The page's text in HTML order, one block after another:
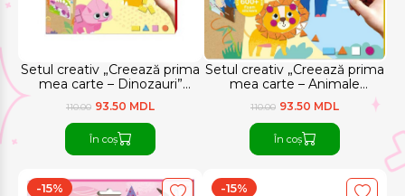
Setul creativ „Creează prima
mea carte – Dinozauri”
AVENIR
110.00 93.50 MDL
În coș
Setul creativ „Creează prima
mea carte – Animale
sălbatice” AVENIR
110.00 93.50 MDL
În coș
-15% -15%